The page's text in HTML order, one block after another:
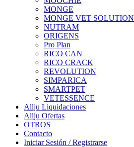
MONGE
MONGE VET SOLUTION
NUTRAM
ORIGENS
Pro Plan
RICO CAN
RICO CRACK
REVOLUTION
SIMPARICA
SMARTPET
VETESSENCE
Allju Liquidaciones
Allju Ofertas
OTROS
Contacto
Iniciar Sesión / Registrarse